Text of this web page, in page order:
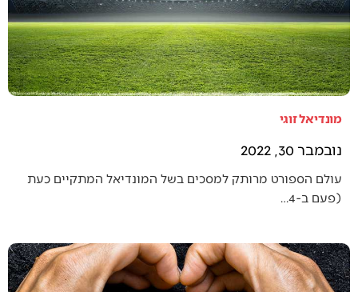
מונדיאל זוגי
נובמבר 30, 2022
עולם הספורט מרותק למסכים בשל המונדיאל המתקיים כעת
(פעם ב-4…